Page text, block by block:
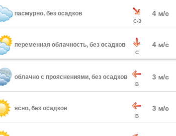
пасмурно, без осадков
С-З
4 м/с
переменная облачность, без осадков
С
4 м/с
облачно с прояснениями, без осадков
В
3 м/с
ясно, без осадков
В
3 м/с